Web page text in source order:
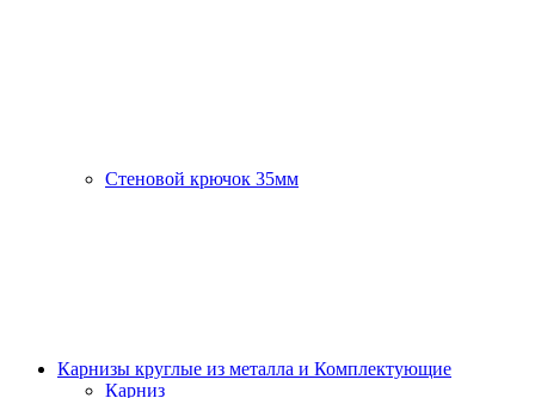
Стеновой крючок 35мм
Карнизы круглые из металла и Комплектующие
Карниз